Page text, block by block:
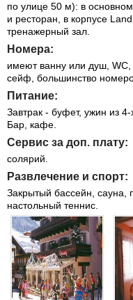
по улице 50 м): в
и ресторан, в корпусе
тренажерный зал.
Номера:
имеют ванну или душ,
сейф, большинство
Питание:
Завтрак - буфет, ужин из
Бар, кафе.
Сервис за доп. плату:
солярий.
Развлечение и спорт:
Закрытый бассейн, сауна,
настольный теннис.